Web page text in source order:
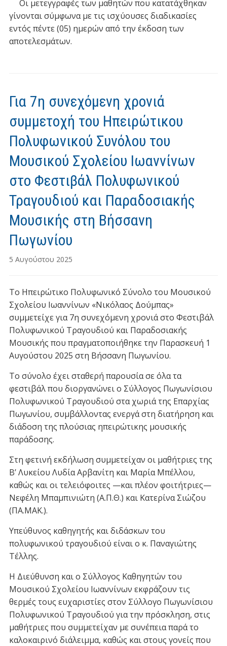
Οι μετεγγραφές των μαθητών που κατατάχθηκαν
γίνονται σύμφωνα με τις ισχύουσες διαδικασίες
εντός πέντε (05) ημερών από την έκδοση των
αποτελεσμάτων.
Για 7η συνεχόμενη χρονιά
συμμετοχή του Ηπειρώτικου
Πολυφωνικού Συνόλου του
Μουσικού Σχολείου Ιωαννίνων
στο Φεστιβάλ Πολυφωνικού
Τραγουδιού και Παραδοσιακής
Μουσικής στη Βήσσανη
Πωγωνίου
5 Αυγούστου 2025
Το Ηπειρώτικο Πολυφωνικό Σύνολο του Μουσικού
Σχολείου Ιωαννίνων «Νικόλαος Δούμπας»
συμμετείχε για 7η συνεχόμενη χρονιά στο Φεστιβάλ
Πολυφωνικού Τραγουδιού και Παραδοσιακής
Μουσικής που πραγματοποιήθηκε την Παρασκευή 1
Αυγούστου 2025 στη Βήσσανη Πωγωνίου.
Το σύνολο έχει σταθερή παρουσία σε όλα τα
φεστιβάλ που διοργανώνει ο Σύλλογος Πωγωνίσιου
Πολυφωνικού Τραγουδιού στα χωριά της Επαρχίας
Πωγωνίου, συμβάλλοντας ενεργά στη διατήρηση και
διάδοση της πλούσιας ηπειρώτικης μουσικής
παράδοσης.
Στη φετινή εκδήλωση συμμετείχαν οι μαθήτριες της
Β’ Λυκείου Λυδία Αρβανίτη και Μαρία Μπέλλου,
καθώς και οι τελειόφοιτες —και πλέον φοιτήτριες—
Νεφέλη Μπαμπινιώτη (Α.Π.Θ.) και Κατερίνα Σιώζου
(ΠΑ.ΜΑΚ.).
Υπεύθυνος καθηγητής και διδάσκων του
πολυφωνικού τραγουδιού είναι ο κ. Παναγιώτης
Τέλλης.
Η Διεύθυνση και ο Σύλλογος Καθηγητών του
Μουσικού Σχολείου Ιωαννίνων εκφράζουν τις
θερμές τους ευχαριστίες στον Σύλλογο Πωγωνίσιου
Πολυφωνικού Τραγουδιού για την πρόσκληση, στις
μαθήτριες που συμμετείχαν με συνέπεια παρά το
καλοκαιρινό διάλειμμα, καθώς και στους γονείς που